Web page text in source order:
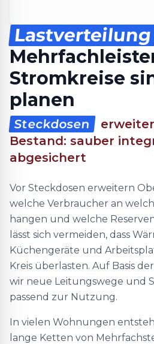
Lastverteilung
Stromkreise
planen
Steckdosen
Bestand: sauber
abgesichert
Vor Steckdosen erweitern
welche Verbraucher an
hangen und welche
lässt sich vermeiden, dass
Küchengeräte und
Kreis überlasten. Auf Basis
wir neue Leitungswege und
passend zur Nutzung.
In vielen Wohnungen
lange Ketten von